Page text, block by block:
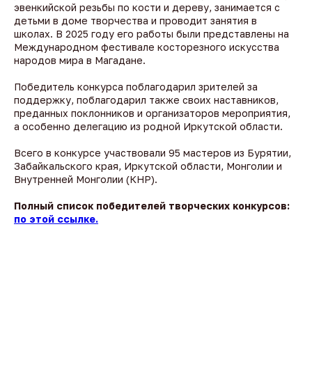
эвенкийской резьбы по кости и дереву, занимается с
детьми в доме творчества и проводит занятия в
школах. В 2025 году его работы были представлены на
Международном фестивале косторезного искусства
народов мира в Магадане.
Победитель конкурса поблагодарил зрителей за
поддержку, поблагодарил также своих наставников,
преданных поклонников и организаторов мероприятия,
а особенно делегацию из родной Иркутской области.
Всего в конкурсе участвовали 95 мастеров из Бурятии,
Забайкальского края, Иркутской области, Монголии и
Внутренней Монголии (КНР).
Полный список победителей творческих конкурсов:
по этой ссылке.